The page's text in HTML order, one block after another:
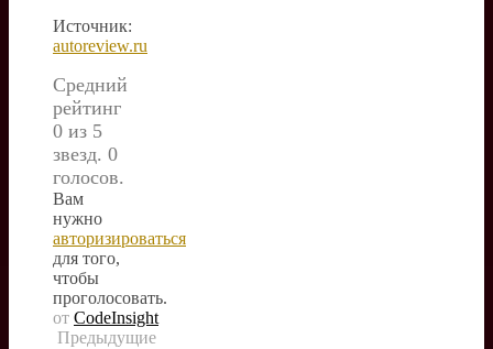
Источник:
autoreview.ru
Средний
рейтинг
0 из 5
звезд. 0
голосов.
Вам
нужно
авторизироваться
для того,
чтобы
проголосовать.
от CodeInsight
Предыдущие